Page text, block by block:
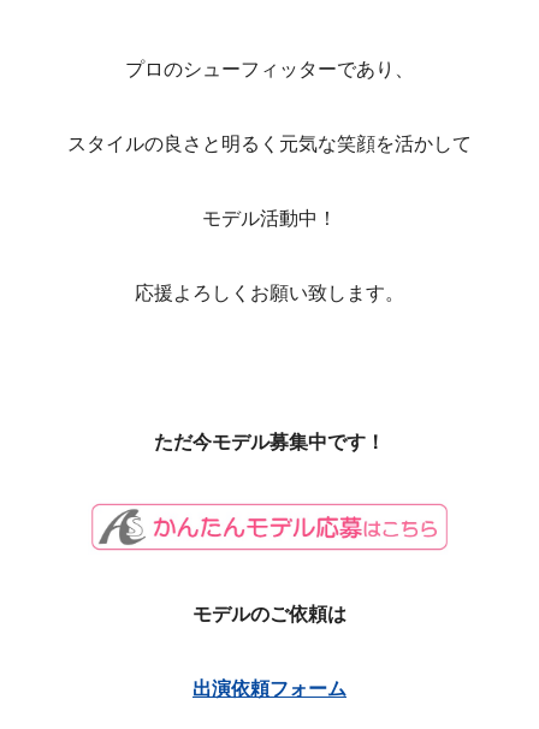
プロのシューフィッターであり、
スタイルの良さと明るく元気な笑顔を活かして
モデル活動中！
応援よろしくお願い致します。
ただ今モデル募集中です！
モデルのご依頼は
出演依頼フォーム